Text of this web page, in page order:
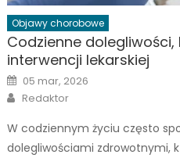
Objawy chorobowe
Codzienne
interwencji lekarskiej
Posted
on
05 mar, 2026
Author
Redaktor
W codziennym życiu często
dolegliwościami zdrowotnymi,